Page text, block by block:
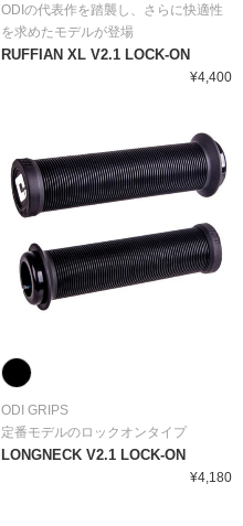
ODIの代表作を踏襲し、さらに快適性
を求めたモデルが登場
RUFFIAN XL V2.1 LOCK-ON
¥4,400
ODI GRIPS
定番モデルのロックオンタイプ
LONGNECK V2.1 LOCK-ON
¥4,180